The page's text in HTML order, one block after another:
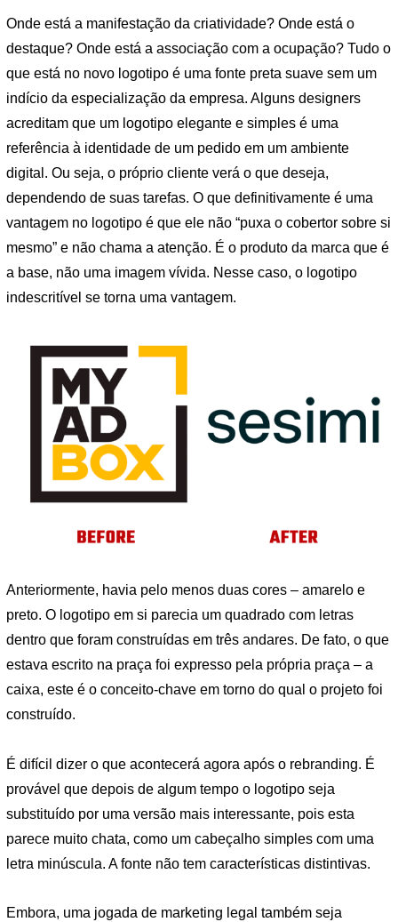
Onde está a manifestação da criatividade? Onde está o
destaque? Onde está a associação com a ocupação? Tudo o
que está no novo logotipo é uma fonte preta suave sem um
indício da especialização da empresa. Alguns designers
acreditam que um logotipo elegante e simples é uma
referência à identidade de um pedido em um ambiente
digital. Ou seja, o próprio cliente verá o que deseja,
dependendo de suas tarefas. O que definitivamente é uma
vantagem no logotipo é que ele não “puxa o cobertor sobre si
mesmo” e não chama a atenção. É o produto da marca que é
a base, não uma imagem vívida. Nesse caso, o logotipo
indescritível se torna uma vantagem.
Anteriormente, havia pelo menos duas cores – amarelo e
preto. O logotipo em si parecia um quadrado com letras
dentro que foram construídas em três andares. De fato, o que
estava escrito na praça foi expresso pela própria praça – a
caixa, este é o conceito-chave em torno do qual o projeto foi
construído.
É difícil dizer o que acontecerá agora após o rebranding. É
provável que depois de algum tempo o logotipo seja
substituído por uma versão mais interessante, pois esta
parece muito chata, como um cabeçalho simples com uma
letra minúscula. A fonte não tem características distintivas.
Embora, uma jogada de marketing legal também seja